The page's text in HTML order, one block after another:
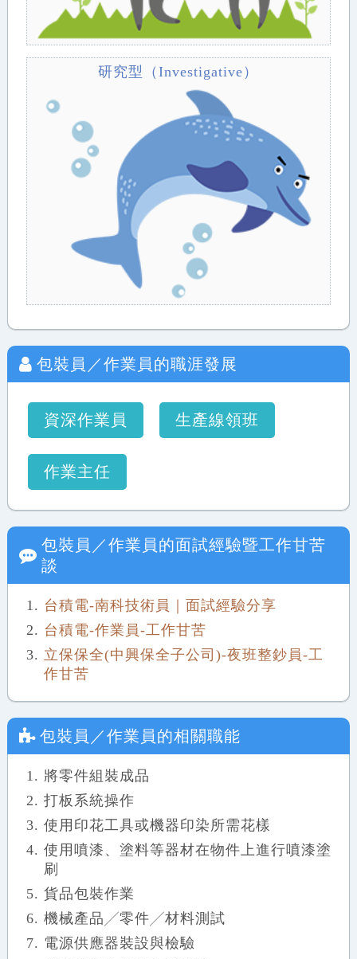
研究型（Investigative）
包裝員／作業員 的職涯發展
資深作業員 生產線領班
作業主任
包裝員／作業員 的面試經驗暨工作甘苦
談
台積電-南科技術員｜面試經驗分享
台積電-作業員-工作甘苦
立保保全(中興保全子公司)-夜班整鈔員-工
作甘苦
包裝員／作業員 的相關職能
將零件組裝成品
打板系統操作
使用印花工具或機器印染所需花樣
使用噴漆、塗料等器材在物件上進行噴漆塗
刷
貨品包裝作業
機械產品╱零件╱材料測試
電源供應器裝設與檢驗